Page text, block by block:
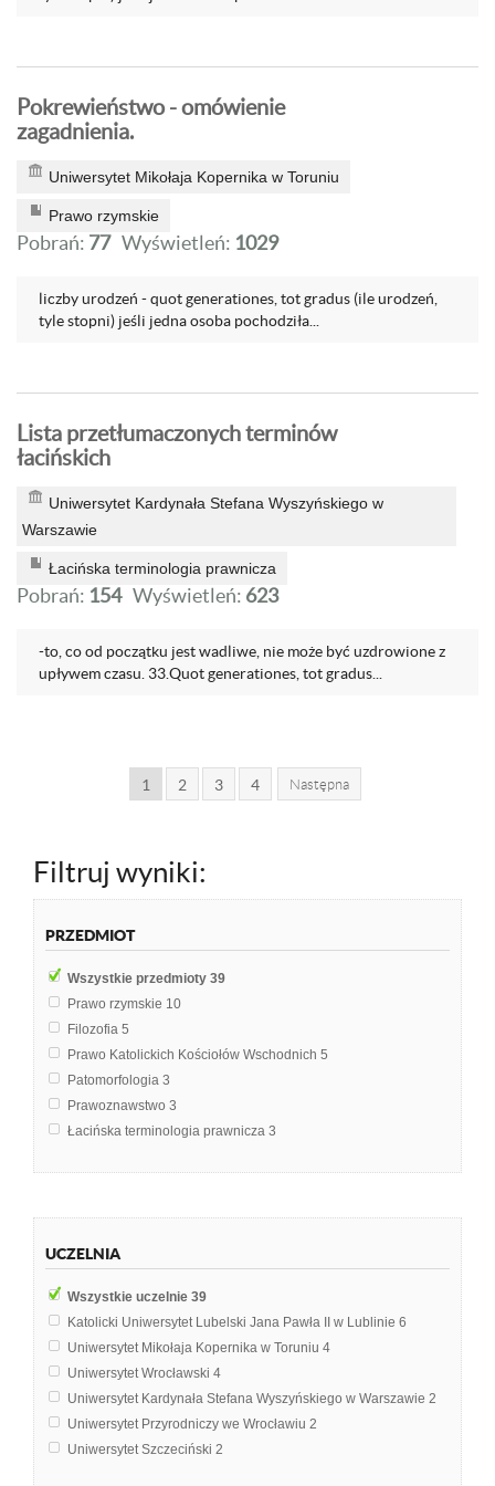
Pokrewieństwo - omówienie
zagadnienia.
Uniwersytet Mikołaja Kopernika w Toruniu
Prawo rzymskie
Pobrań: 77 Wyświetleń: 1029
liczby urodzeń - quot generationes, tot gradus (ile urodzeń,
tyle stopni) jeśli jedna osoba pochodziła...
Lista przetłumaczonych terminów
łacińskich
Uniwersytet Kardynała Stefana Wyszyńskiego w
Warszawie
Łacińska terminologia prawnicza
Pobrań: 154 Wyświetleń: 623
-to, co od początku jest wadliwe, nie może być uzdrowione z
upływem czasu. 33.Quot generationes, tot gradus...
1 2 3 4 Następna
Filtruj wyniki:
PRZEDMIOT
Wszystkie przedmioty 39
Prawo rzymskie 10
Filozofia 5
Prawo Katolickich Kościołów Wschodnich 5
Patomorfologia 3
Prawoznawstwo 3
Łacińska terminologia prawnicza 3
Ornitologia
UCZELNIA
Wszystkie uczelnie 39
Katolicki Uniwersytet Lubelski Jana Pawła II w Lublinie 6
Uniwersytet Mikołaja Kopernika w Toruniu 4
Uniwersytet Wrocławski 4
Uniwersytet Kardynała Stefana Wyszyńskiego w Warszawie 2
Uniwersytet Przyrodniczy we Wrocławiu 2
Uniwersytet Szczeciński 2